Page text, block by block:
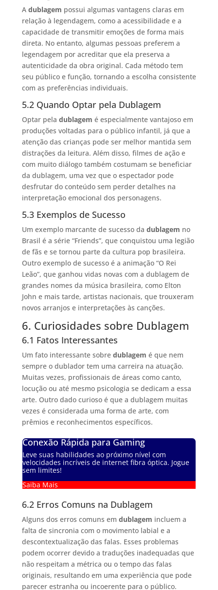
A dublagem possui algumas vantagens claras em
relação à legendagem, como a acessibilidade e a
capacidade de transmitir emoções de forma mais
direta. No entanto, algumas pessoas preferem a
legendagem por acreditar que ela preserva a
autenticidade da obra original. Cada método tem
seu público e função, tornando a escolha consistente
com as preferências individuais.
5.2 Quando Optar pela Dublagem
Optar pela dublagem é especialmente vantajoso em
produções voltadas para o público infantil, já que a
atenção das crianças pode ser melhor mantida sem
distrações da leitura. Além disso, filmes de ação e
com muito diálogo também costumam se beneficiar
da dublagem, uma vez que o espectador pode
desfrutar do conteúdo sem perder detalhes na
interpretação emocional dos personagens.
5.3 Exemplos de Sucesso
Um exemplo marcante de sucesso da dublagem no
Brasil é a série “Friends”, que conquistou uma legião
de fãs e se tornou parte da cultura pop brasileira.
Outro exemplo de sucesso é a animação “O Rei
Leão”, que ganhou vidas novas com a dublagem de
grandes nomes da música brasileira, como Elton
John e mais tarde, artistas nacionais, que trouxeram
novos arranjos e interpretações às canções.
6. Curiosidades sobre Dublagem
6.1 Fatos Interessantes
Um fato interessante sobre dublagem é que nem
sempre o dublador tem uma carreira na atuação.
Muitas vezes, profissionais de áreas como canto,
locução ou até mesmo psicologia se dedicam a essa
arte. Outro dado curioso é que a dublagem muitas
vezes é considerada uma forma de arte, com
prêmios e reconhecimentos específicos.
Conexão Rápida para Gaming
Leve suas habilidades ao próximo nível com
velocidades incríveis de internet fibra óptica. Jogue
sem limites!
Saiba Mais
6.2 Erros Comuns na Dublagem
Alguns dos erros comuns em dublagem incluem a
falta de sincronia com o movimento labial e a
descontextualização das falas. Esses problemas
podem ocorrer devido a traduções inadequadas que
não respeitam a métrica ou o tempo das falas
originais, resultando em uma experiência que pode
parecer estranha ou incoerente para o público.